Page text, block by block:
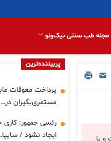
مجله طب سنتی نیک‌ونو
و یا
پربیننده‌ترین
پرداخت معوقات
مستمری‌بگیران در…
رئسی جمهور:
ایجاد نشود /